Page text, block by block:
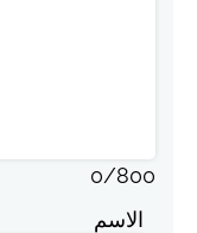
0/800
الاسم